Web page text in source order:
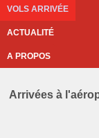
VOLS ARRIVÉE
ACTUALITÉ
A PROPOS
Arrivées à